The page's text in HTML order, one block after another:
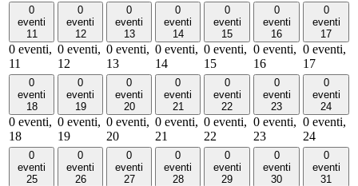
0
eventi
11
0 eventi,
11
0
eventi
12
0 eventi,
12
0
eventi
13
0 eventi,
13
0
eventi
14
0 eventi,
14
0
eventi
15
0 eventi,
15
0
eventi
16
0 eventi,
16
0
eventi
17
0 eventi,
17
0
eventi
18
0 eventi,
18
0
eventi
19
0 eventi,
19
0
eventi
20
0 eventi,
20
0
eventi
21
0 eventi,
21
0
eventi
22
0 eventi,
22
0
eventi
23
0 eventi,
23
0
eventi
24
0 eventi,
24
0
eventi
25
0
eventi
26
0
eventi
27
0
eventi
28
0
eventi
29
0
eventi
30
0
eventi
31